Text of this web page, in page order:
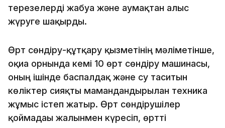
терезелерді жабуға және аумақтан алыс
жүруге шақырды.
Өрт сөндіру-құтқару қызметінің мәліметінше,
оқиға орнында кемі 10 өрт сөндіру машинасы,
оның ішінде баспалдақ және су таситын
көліктер сияқты мамандандырылған техника
жұмыс істеп жатыр. Өрт сөндірушілер
қоймадағы жалынмен күресіп, өртті